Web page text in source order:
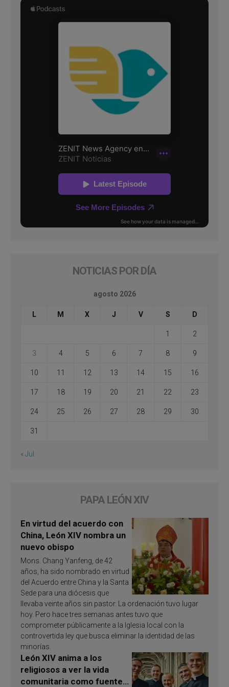
NOTICIAS POR DÍA
agosto 2026
L M X J V S D
1 2
3 4 5 6 7 8 9
10 11 12 13 14 15 16
17 18 19 20 21 22 23
24 25 26 27 28 29 30
31
« Jul
PAPA LEÓN XIV
En virtud del acuerdo con
China, León XIV nombra un
nuevo obispo
Mons. Chang Yanfeng, de 42
años, ha sido nombrado en virtud
del Acuerdo entre China y la Santa
Sede para una diócesis que
llevaba veinte años sin pastor. La ordenación tuvo lugar
hoy. Pero hace tres semanas antes tuvo que
comprometer públicamente a la Iglesia local con la
controvertida ley que busca eliminar la identidad de las
minorías.
León XIV anima a los
religiosos a ver la vida
comunitaria como fuente